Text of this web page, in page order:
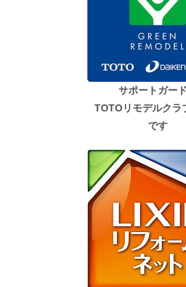
サポートガー
TOTOリモデルクラ
です